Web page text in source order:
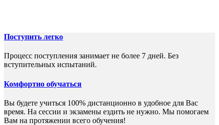
Поступить легко
Процесс поступления занимает не более 7 дней. Без
вступительных испытаний.
Комфортно обучаться
Вы будете учиться 100% дистанционно в удобное для Вас
время. На сессии и экзамены ездить не нужно. Мы помогаем
Вам на протяжении всего обучения!